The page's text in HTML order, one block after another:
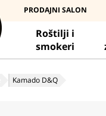
PRODAJNI SALON
Roštilji i
smokeri
Kamado D&Q